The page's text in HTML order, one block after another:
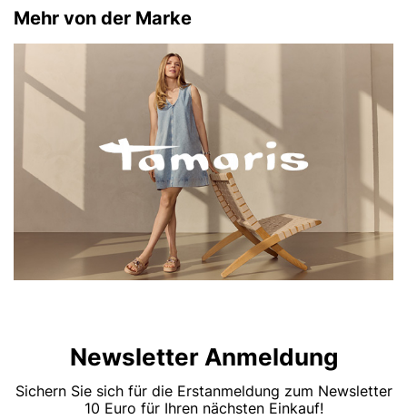
Mehr von der Marke
Newsletter Anmeldung
Sichern Sie sich für die Erstanmeldung zum Newsletter
10 Euro für Ihren nächsten Einkauf!